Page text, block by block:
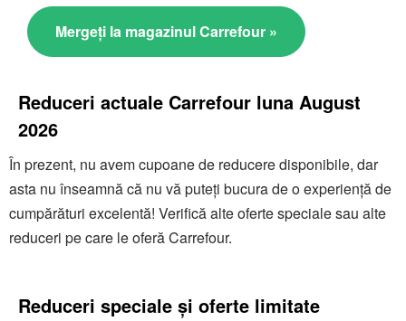
MrOferto.com. Verificați secțiunea de cupoane pentru
Carrefour și aplicați codul în magazin sau online.
Carrefour este destinația dvs. de cumpărături
inteligente. Profitați de oferte și economisiți bani!
Mergeți la magazinul Carrefour »
Reduceri actuale Carrefour luna August
2026
În prezent, nu avem cupoane de reducere disponibile, dar
asta nu înseamnă că nu vă puteți bucura de o experiență de
cumpărături excelentă! Verifică alte oferte speciale sau alte
reduceri pe care le oferă Carrefour.
Reduceri speciale și oferte limitate